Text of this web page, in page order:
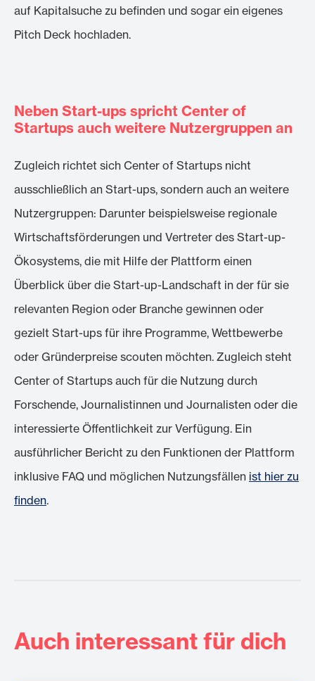
auf Kapitalsuche zu befinden und sogar ein eigenes
Pitch Deck hochladen.
Neben Start-ups spricht Center of
Startups auch weitere Nutzergruppen an
Zugleich richtet sich Center of Startups nicht
ausschließlich an Start-ups, sondern auch an weitere
Nutzergruppen: Darunter beispielsweise regionale
Wirtschaftsförderungen und Vertreter des Start-up-
Ökosystems, die mit Hilfe der Plattform einen
Überblick über die Start-up-Landschaft in der für sie
relevanten Region oder Branche gewinnen oder
gezielt Start-ups für ihre Programme, Wettbewerbe
oder Gründerpreise scouten möchten. Zugleich steht
Center of Startups auch für die Nutzung durch
Forschende, Journalistinnen und Journalisten oder die
interessierte Öffentlichkeit zur Verfügung. Ein
ausführlicher Bericht zu den Funktionen der Plattform
inklusive FAQ und möglichen Nutzungsfällen ist hier zu
finden.
Auch interessant für dich